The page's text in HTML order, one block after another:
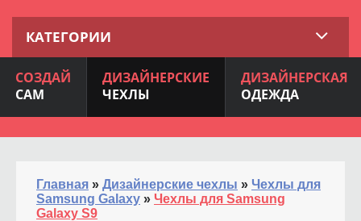
КАТЕГОРИИ
СОЗДАЙ
САМ
ДИЗАЙНЕРСКИЕ
ЧЕХЛЫ
ДИЗАЙНЕРСКАЯ
ОДЕЖДА
Главная » Дизайнерские чехлы » Чехлы для
Samsung Galaxy » Чехлы для Samsung
Galaxy S9